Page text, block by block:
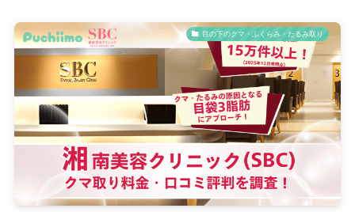
目の下のクマ・ふくらみ・たるみ取り